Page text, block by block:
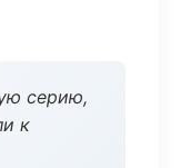
серию,
к